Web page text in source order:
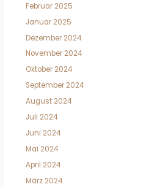
Februar 2025
Januar 2025
Dezember 2024
November 2024
Oktober 2024
September 2024
August 2024
Juli 2024
Juni 2024
Mai 2024
April 2024
März 2024